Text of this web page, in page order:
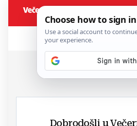
Dobrodošli u